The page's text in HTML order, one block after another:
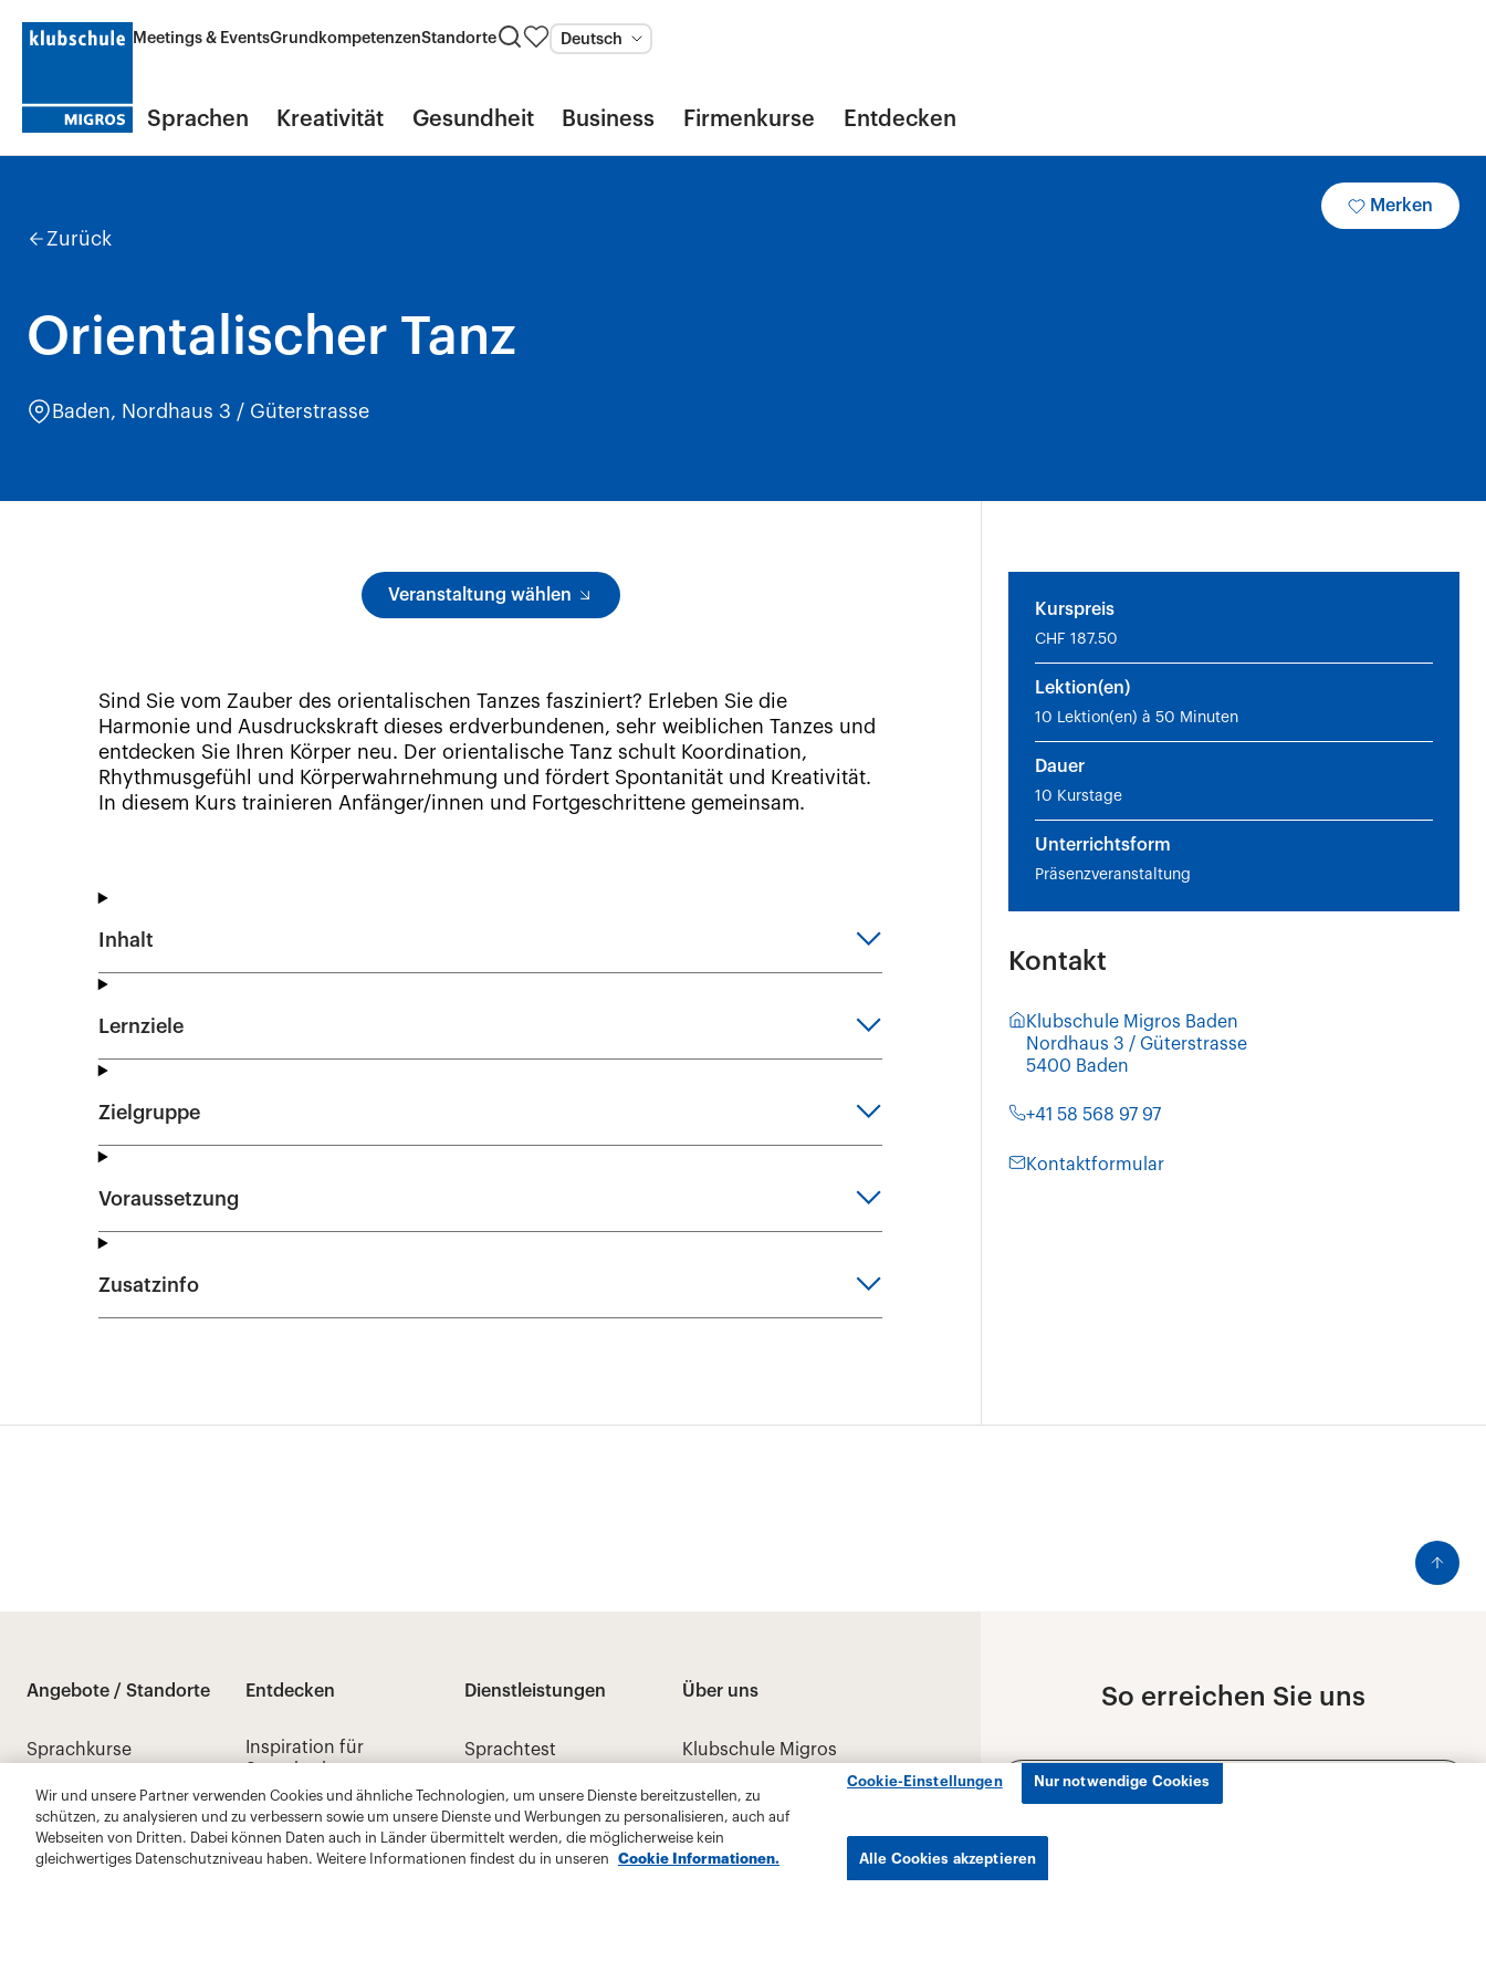
Wir und unsere Partner verwenden Cookies und ähnliche Technologien, um unsere Dienste bereitzustellen, zu
schützen, zu analysieren und zu verbessern sowie um unsere Dienste und Werbungen zu personalisieren, auch auf
Webseiten von Dritten. Dabei können Daten auch in Länder übermittelt werden, die möglicherweise kein
gleichwertiges Datenschutzniveau haben. Weitere Informationen findest du in unseren
Cookie Informationen.
Cookie-Einstellungen Nur notwendige Cookies
Alle Cookies akzeptieren